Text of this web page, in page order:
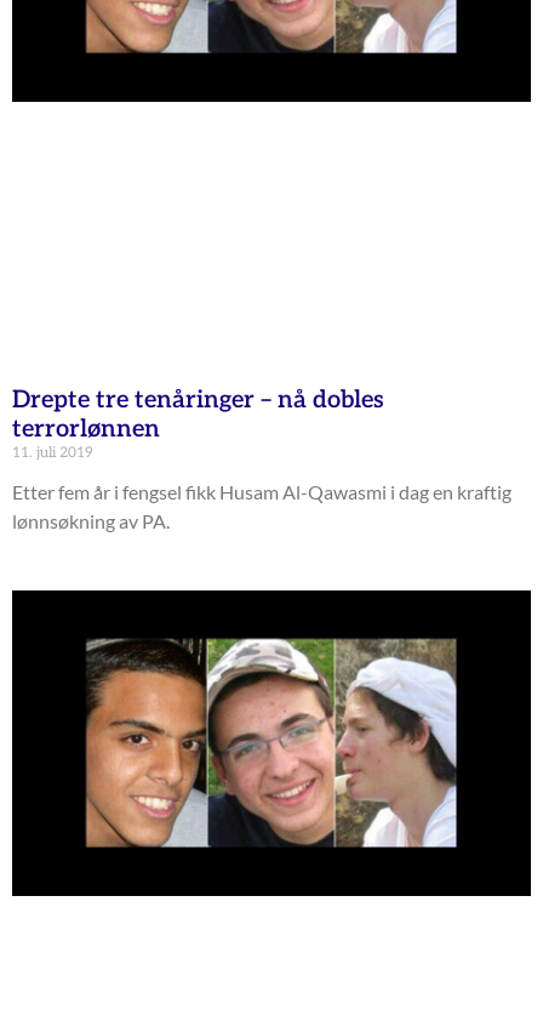
Drepte tre tenåringer – nå dobles
terrorlønnen
11. juli 2019
Etter fem år i fengsel fikk Husam Al-Qawasmi i dag en kraftig
lønnsøkning av PA.